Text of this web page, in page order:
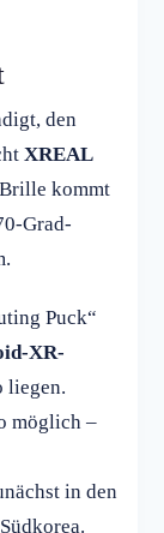
den
XREAL
kommt
Grad-
Puck“
XR-
liegen.
möglich –
in den